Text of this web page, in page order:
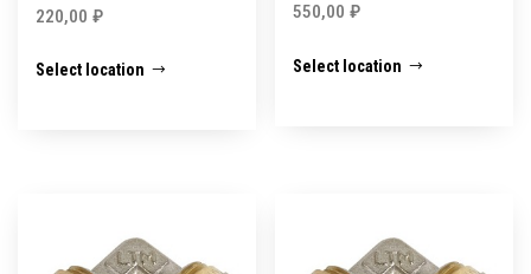
220,00 ₽
Select location
550,00₽
Select location